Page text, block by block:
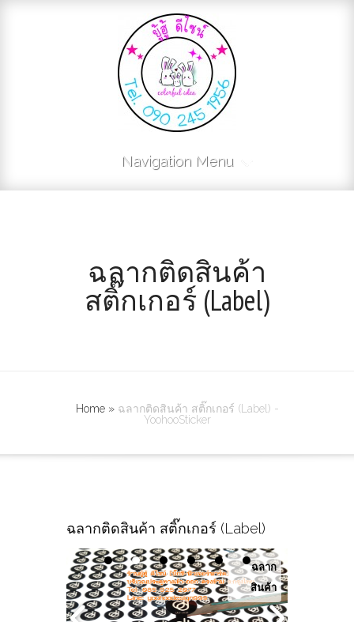
Navigation Menu
ฉลากติดสินค้า
สติ๊กเกอร์ (Label)
Home »ฉลากติดสินค้า สติ๊กเกอร์ (Label) -
YoohooSticker
ฉลากติดสินค้า สติ๊กเกอร์ (Label)
ฉลาก
สินค้า